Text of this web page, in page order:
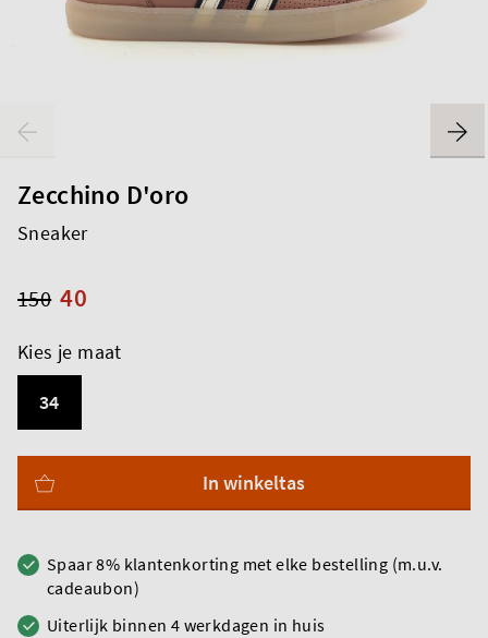
Zecchino D'oro
Sneaker
40
150
Kies je maat
34
In winkeltas
Spaar 8% klantenkorting met elke bestelling (m.u.v.
cadeaubon)
Uiterlijk binnen 4 werkdagen in huis